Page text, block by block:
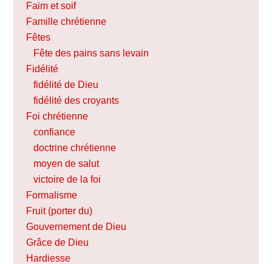
Faim et soif
Famille chrétienne
Fêtes
Fête des pains sans levain
Fidélité
fidélité de Dieu
fidélité des croyants
Foi chrétienne
confiance
doctrine chrétienne
moyen de salut
victoire de la foi
Formalisme
Fruit (porter du)
Gouvernement de Dieu
Grâce de Dieu
Hardiesse